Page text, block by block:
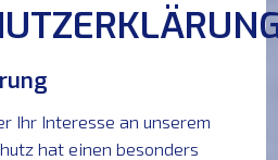
Ihr Interesse an unserem
hat einen besonders